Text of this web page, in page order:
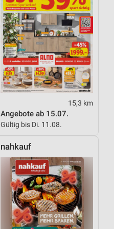
15,3 km
Angebote ab 15.07.
Gültig bis Di. 11.08.
nahkauf